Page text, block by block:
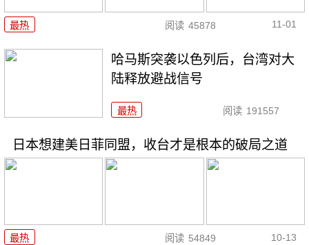
最热 阅读 45878 11-01
哈马斯突袭以色列后，台湾对大
陆释放避战信号
最热 阅读 191557
日本想建美日菲同盟，收台才是根本的破局之道
最热 阅读 54849 10-13